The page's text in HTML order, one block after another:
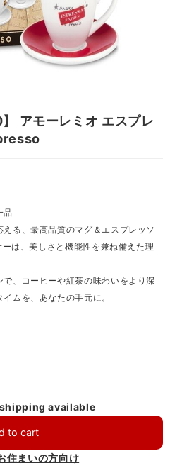
アモーレミオ エスプレ
品
る、最高品質のマグ＆エスプレッソ
は、美しさと機能性を兼ね備えた理
、コーヒーや紅茶の味わいをより深
ムを、あなたの手元に。
available
to cart
住まいの方向け